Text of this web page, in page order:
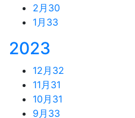
2月 30
1月 33
2023
12月 32
11月 31
10月 31
9月 33